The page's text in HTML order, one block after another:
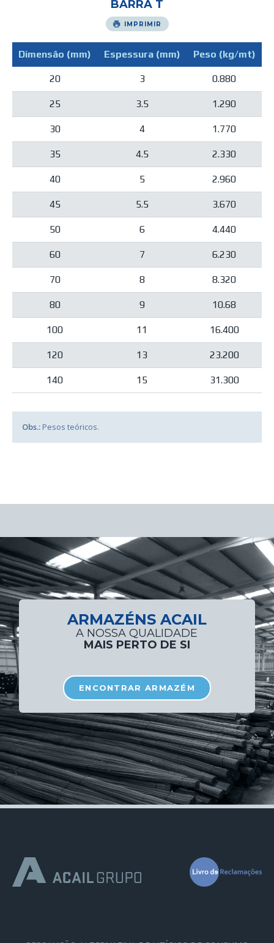
BARRA T
IMPRIMIR
Dimensão (mm) Espessura (mm) Peso (kg/mt)
20 3 0.880
25 3.5 1.290
30 4 1.770
35 4.5 2.330
40 5 2.960
45 5.5 3.670
50 6 4.440
60 7 6.230
70 8 8.320
80 9 10.68
100 11 16.400
120 13 23.200
140 15 31.300
Obs.: Pesos teóricos.
ARMAZÉNS ACAIL
A NOSSA QUALIDADE
MAIS PERTO DE SI
ENCONTRAR ARMAZÉM